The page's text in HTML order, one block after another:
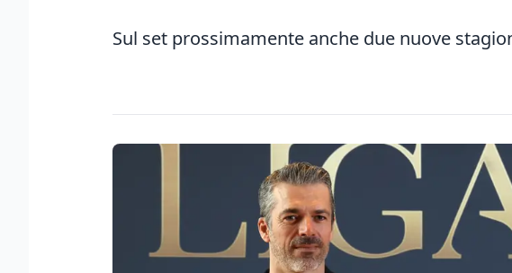
Sul set prossimamente anche due nuove